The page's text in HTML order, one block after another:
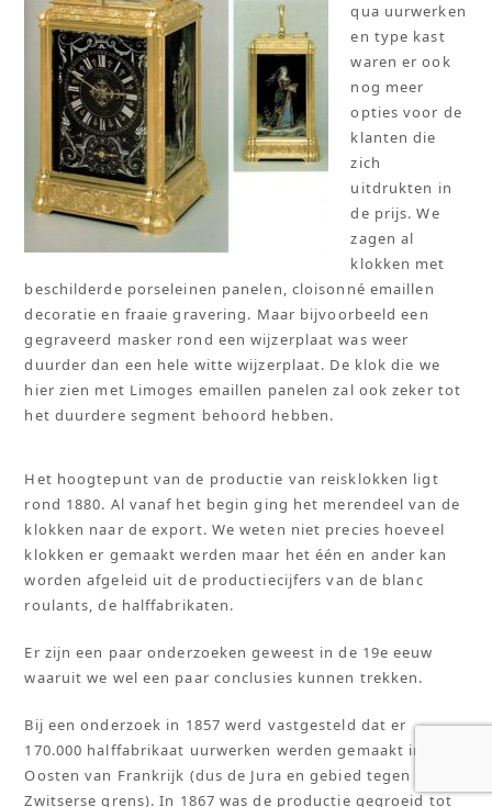
qua uurwerken
en type kast
waren er ook
nog meer
opties voor de
klanten die
zich
uitdrukten in
de prijs. We
zagen al
klokken met
beschilderde porseleinen panelen, cloisonné emaillen
decoratie en fraaie gravering. Maar bijvoorbeeld een
gegraveerd masker rond een wijzerplaat was weer
duurder dan een hele witte wijzerplaat. De klok die we
hier zien met Limoges emaillen panelen zal ook zeker tot
het duurdere segment behoord hebben.
Het hoogtepunt van de productie van reisklokken ligt
rond 1880. Al vanaf het begin ging het merendeel van de
klokken naar de export. We weten niet precies hoeveel
klokken er gemaakt werden maar het één en ander kan
worden afgeleid uit de productiecijfers van de blanc
roulants, de halffabrikaten.
Er zijn een paar onderzoeken geweest in de 19e eeuw
waaruit we wel een paar conclusies kunnen trekken.
Bij een onderzoek in 1857 werd vastgesteld dat er
170.000 halffabrikaat uurwerken werden gemaakt in het
Oosten van Frankrijk (dus de Jura en gebied tegen de
Zwitserse grens). In 1867 was de productie gegroeid tot